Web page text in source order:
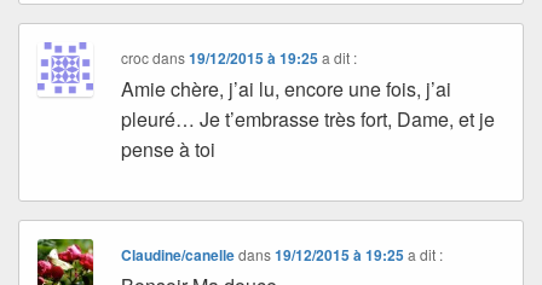
crocdans19/12/2015 à 19:25 a dit :
Amie chère, j’ai lu, encore une fois, j’ai
pleuré… Je t’embrasse très fort, Dame, et je
pense à toi
Claudine/canelledans19/12/2015 à 19:25 a dit :